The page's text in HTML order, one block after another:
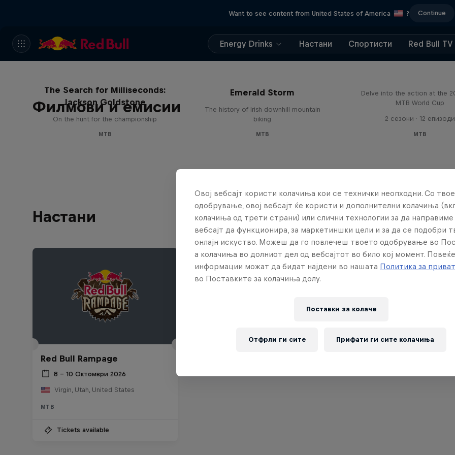
Want to see content from United States of America ? Continue
Energy Drinks Настани Спортисти Red Bull TV
Филмови и емисии
The Search for Milliseconds:
Jackson Goldstone
On the hunt for the championship
MTB
Emerald Storm
The history of Irish downhill mountain
biking
MTB
Delve into the action at the
MTB World Cup
2 сезони · 12 епизоди
MTB
Настани
Red Bull Rampage
8 – 10 Октомври 2026
Virgin, Utah, United States
MTB
Tickets available
Овој вебсајт користи колачиња кои се технички неопходни. Со твое
одобрување, овој вебсајт ќе користи и дополнителни колачиња
колачиња од трети страни) или слични технологии за да
вебсајт да функционира, за маркетиншки цели и за да се подобри
онлајн искуство. Можеш да го повлечеш твоето одобрување во
а колачиња во долниот дел од вебсајтот во било кој момент. Повеќе
информации можат да бидат најдени во нашата Политика за
во Поставките за колачиња долу.
Поставки за колачe
Отфрли ги сите Прифати ги сите колачиња